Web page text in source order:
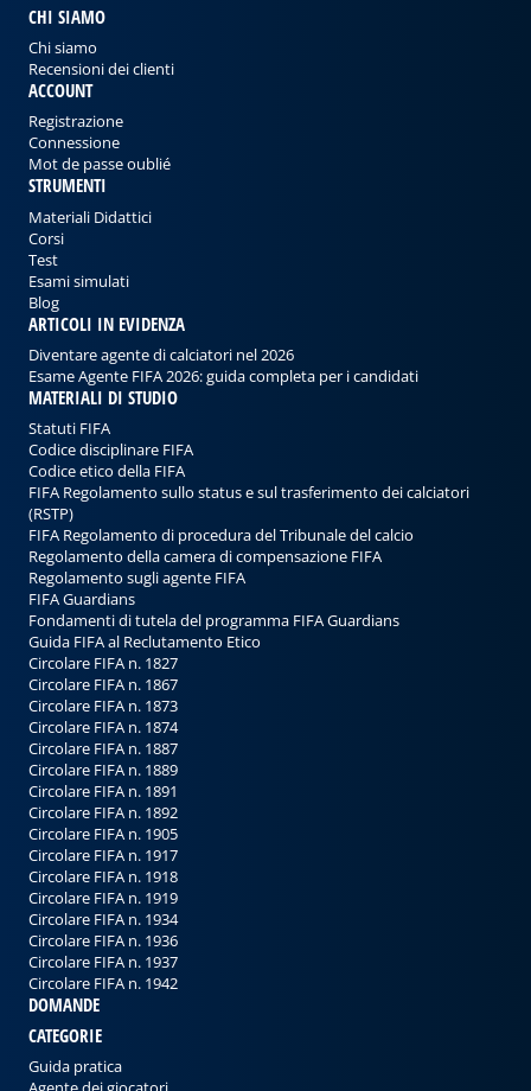
CHI SIAMO
Chi siamo
Recensioni dei clienti
ACCOUNT
Registrazione
Connessione
Mot de passe oublié
STRUMENTI
Materiali Didattici
Corsi
Test
Esami simulati
Blog
ARTICOLI IN EVIDENZA
Diventare agente di calciatori nel 2026
Esame Agente FIFA 2026: guida completa per i candidati
MATERIALI DI STUDIO
Statuti FIFA
Codice disciplinare FIFA
Codice etico della FIFA
FIFA Regolamento sullo status e sul trasferimento dei calciatori
(RSTP)
FIFA Regolamento di procedura del Tribunale del calcio
Regolamento della camera di compensazione FIFA
Regolamento sugli agente FIFA
FIFA Guardians
Fondamenti di tutela del programma FIFA Guardians
Guida FIFA al Reclutamento Etico
Circolare FIFA n. 1827
Circolare FIFA n. 1867
Circolare FIFA n. 1873
Circolare FIFA n. 1874
Circolare FIFA n. 1887
Circolare FIFA n. 1889
Circolare FIFA n. 1891
Circolare FIFA n. 1892
Circolare FIFA n. 1905
Circolare FIFA n. 1917
Circolare FIFA n. 1918
Circolare FIFA n. 1919
Circolare FIFA n. 1934
Circolare FIFA n. 1936
Circolare FIFA n. 1937
Circolare FIFA n. 1942
DOMANDE
CATEGORIE
Guida pratica